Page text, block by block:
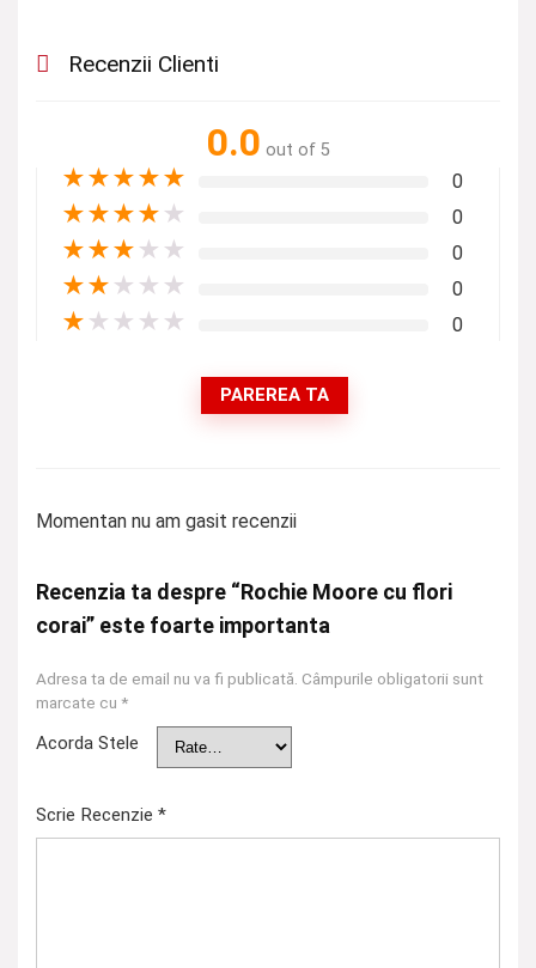
Recenzii Clienti
0.0 out of 5
★★★★★ 0
★★★★ ★ 0
★★★ ★ ★ 0
★★ ★ ★ ★ 0
★ ★ ★ ★ ★ 0
PAREREA TA
Momentan nu am gasit recenzii
Recenzia ta despre “Rochie Moore cu flori
corai” este foarte importanta
Adresa ta de email nu va fi publicată. Câmpurile obligatorii sunt
marcate cu *
Acorda Stele
Scrie Recenzie *